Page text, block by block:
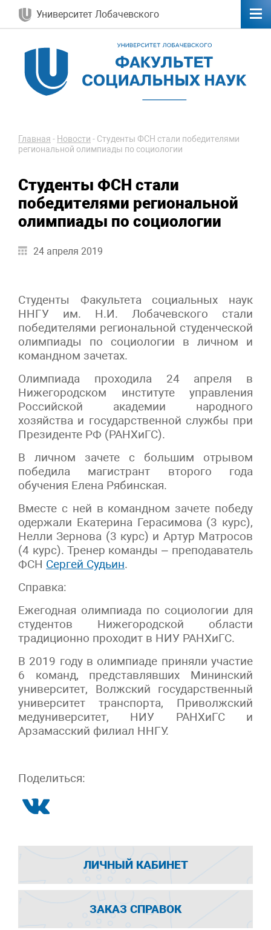
Университет Лобачевского
Главная - Новости - Студенты ФСН стали победителями
региональной олимпиады по социологии
Студенты ФСН стали
победителями региональной
олимпиады по социологии
24 апреля 2019
Студенты Факультета социальных наук
ННГУ им. Н.И. Лобачевского стали
победителями региональной студенческой
олимпиады по социологии в личном и
командном зачетах.
Олимпиада проходила 24 апреля в
Нижегородском институте управления
Российской академии народного
хозяйства и государственной службы при
Президенте РФ (РАНХиГС).
В личном зачете с большим отрывом
победила магистрант второго года
обучения Елена Рябинская.
Вместе с ней в командном зачете победу
одержали Екатерина Герасимова (3 курс),
Нелли Зернова (3 курс) и Артур Матросов
(4 курс). Тренер команды – преподаватель
ФСН Сергей Судьин.
Справка:
Ежегодная олимпиада по социологии для
студентов Нижегородской области
традиционно проходит в НИУ РАНХиГС.
В 2019 году в олимпиаде приняли участие
6 команд, представлявших Мининский
университет, Волжский государственный
университет транспорта, Приволжский
медуниверситет, НИУ РАНХиГС и
Арзамасский филиал ННГУ.
Поделиться:
ЛИЧНЫЙ КАБИНЕТ
ЗАКАЗ СПРАВОК